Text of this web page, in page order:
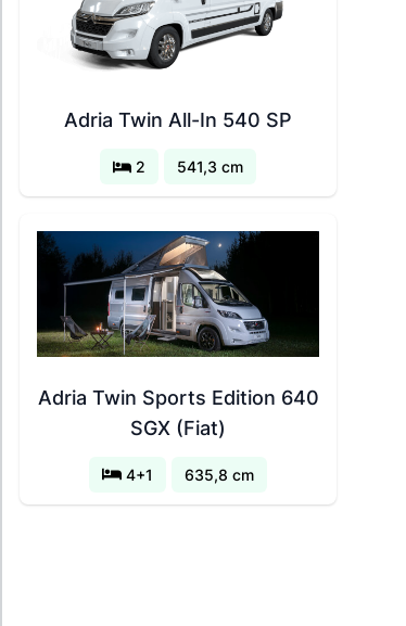
Adria Twin All-In 540 SP
2 541,3 cm
Adria Twin Sports Edition 640
SGX (Fiat)
4+1 635,8 cm